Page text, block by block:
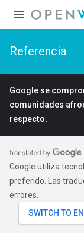
Referencia
Google se
comunidades
respecto.
Google utiliza
preferido. Las
errores.